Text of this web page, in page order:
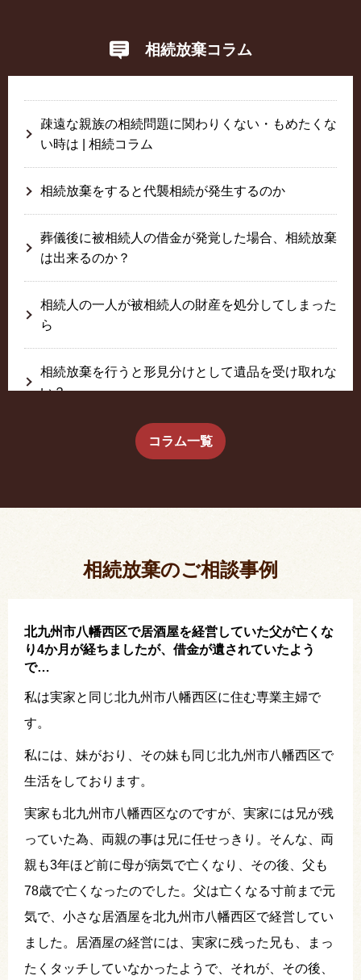
相続放棄コラム
疎遠な親族の相続問題に関わりくない・もめたくな
い時は | 相続コラム
相続放棄をすると代襲相続が発生するのか
葬儀後に被相続人の借金が発覚した場合、相続放棄
は出来るのか？
相続人の一人が被相続人の財産を処分してしまった
ら
相続放棄を行うと形見分けとして遺品を受け取れな
い？
生前に相続放棄すると約束した念書は有効か？
コラム一覧
相続放棄のご相談事例
北九州市八幡西区で居酒屋を経営していた父が亡くな
り4か月が経ちましたが、借金が遺されていたよう
で…
私は実家と同じ北九州市八幡西区に住む専業主婦で
す。
私には、妹がおり、その妹も同じ北九州市八幡西区で
生活をしております。
実家も北九州市八幡西区なのですが、実家には兄が残
っていた為、両親の事は兄に任せっきり。そんな、両
親も3年ほど前に母が病気で亡くなり、その後、父も
78歳で亡くなったのでした。父は亡くなる寸前まで元
気で、小さな居酒屋を北九州市八幡西区で経営してい
ました。居酒屋の経営には、実家に残った兄も、まっ
たくタッチしていなかったようで、それが、その後、